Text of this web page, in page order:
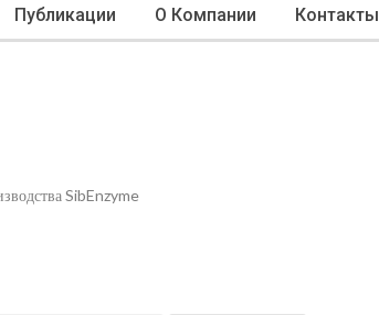
Публикации О Компании Контакты
SibEnzyme